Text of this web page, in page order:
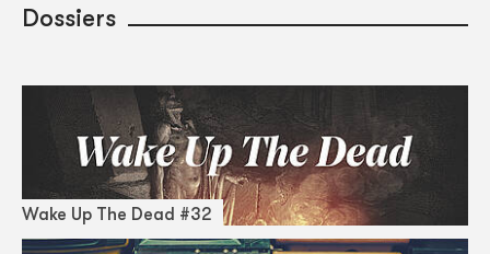
Dossiers
Wake Up The Dead #32